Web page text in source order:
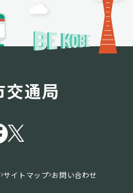
サイトマップ お問い合わせ